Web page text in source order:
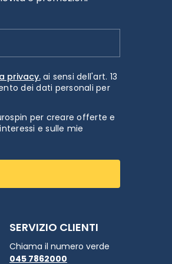
privacy.ai sensi dell'art. 13
dei dati personali per
per creare offerte e
e sulle mie
SERVIZIO CLIENTI
Chiama il numero verde
045 7862000